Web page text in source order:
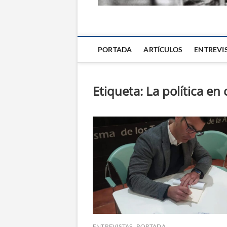
PORTADA ARTÍCULOS
Etiqueta: La política en